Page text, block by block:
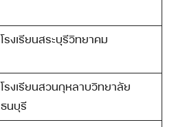
โรงเรียนสระบุรีวิทยาคม
โรงเรียนสวนกุหลาบวิทยาลัย
ธนบุรี